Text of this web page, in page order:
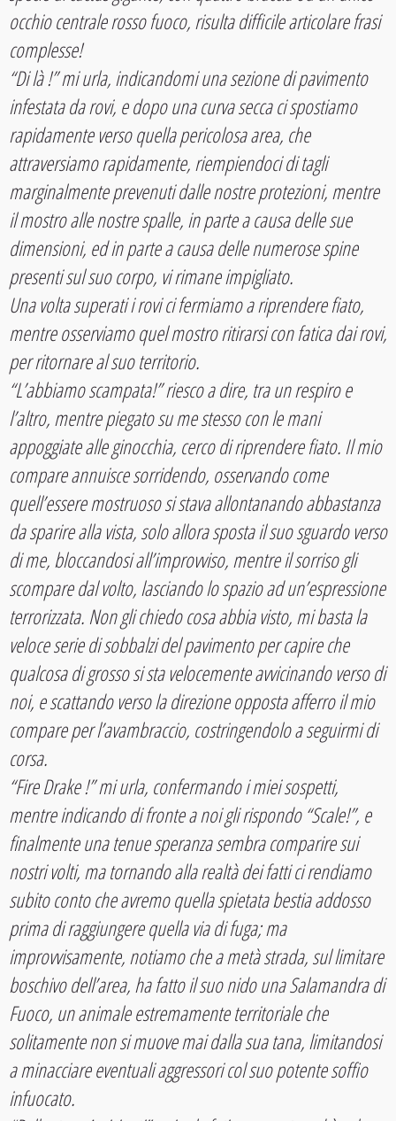
occhio centrale rosso fuoco, risulta difficile articolare frasi
complesse!
“Di là !” mi urla, indicandomi una sezione di pavimento
infestata da rovi, e dopo una curva secca ci spostiamo
rapidamente verso quella pericolosa area, che
attraversiamo rapidamente, riempiendoci di tagli
marginalmente prevenuti dalle nostre protezioni, mentre
il mostro alle nostre spalle, in parte a causa delle sue
dimensioni, ed in parte a causa delle numerose spine
presenti sul suo corpo, vi rimane impigliato.
Una volta superati i rovi ci fermiamo a riprendere fiato,
mentre osserviamo quel mostro ritirarsi con fatica dai rovi,
per ritornare al suo territorio.
“L’abbiamo scampata!” riesco a dire, tra un respiro e
l’altro, mentre piegato su me stesso con le mani
appoggiate alle ginocchia, cerco di riprendere fiato. Il mio
compare annuisce sorridendo, osservando come
quell’essere mostruoso si stava allontanando abbastanza
da sparire alla vista, solo allora sposta il suo sguardo verso
di me, bloccandosi all’improvviso, mentre il sorriso gli
scompare dal volto, lasciando lo spazio ad un’espressione
terrorizzata. Non gli chiedo cosa abbia visto, mi basta la
veloce serie di sobbalzi del pavimento per capire che
qualcosa di grosso si sta velocemente avvicinando verso di
noi, e scattando verso la direzione opposta afferro il mio
compare per l’avambraccio, costringendolo a seguirmi di
corsa.
“Fire Drake !” mi urla, confermando i miei sospetti,
mentre indicando di fronte a noi gli rispondo “Scale!”, e
finalmente una tenue speranza sembra comparire sui
nostri volti, ma tornando alla realtà dei fatti ci rendiamo
subito conto che avremo quella spietata bestia addosso
prima di raggiungere quella via di fuga; ma
improvvisamente, notiamo che a metà strada, sul limitare
boschivo dell’area, ha fatto il suo nido una Salamandra di
Fuoco, un animale estremamente territoriale che
solitamente non si muove mai dalla sua tana, limitandosi
a minacciare eventuali aggressori col suo potente soffio
infuocato.